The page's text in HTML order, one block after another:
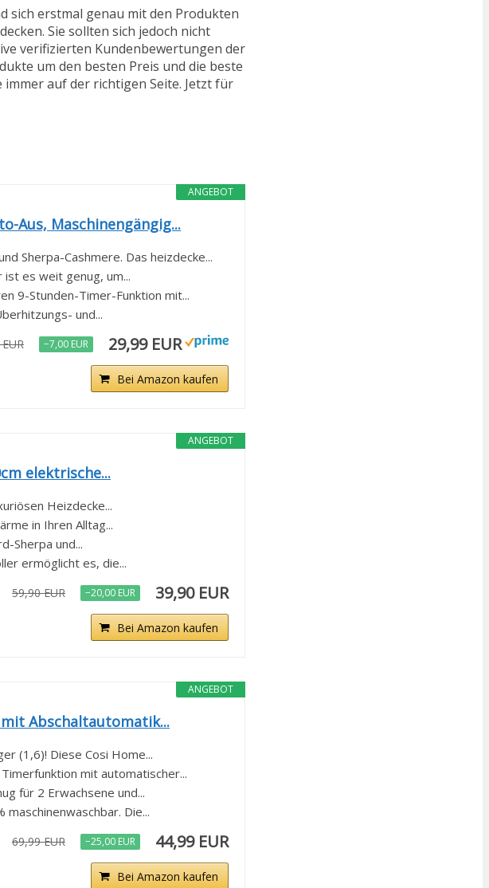
sich erstmal genau mit den Produkten
Sie sollten sich jedoch nicht
verifizierten Kundenbewertungen der
um den besten Preis und die beste
immer auf der richtigen Seite. Jetzt für
ANGEBOT
Aus, Maschinengängig...
Sherpa-Cashmere. Das heizdecke...
ist es weit genug, um...
9-Stunden-Timer-Funktion mit...
und...
−7,00 EUR 29,99 EUR
Bei Amazon kaufen
ANGEBOT
elektrische...
Heizdecke...
in Ihren Alltag...
Sherpa und...
ermöglicht es, die...
59,90 EUR −20,00 EUR 39,90 EUR
Bei Amazon kaufen
ANGEBOT
mit Abschaltautomatik...
(1,6)! Diese Cosi Home...
mit automatischer...
für 2 Erwachsene und...
Die...
69,99 EUR −25,00 EUR 44,99 EUR
Bei Amazon kaufen